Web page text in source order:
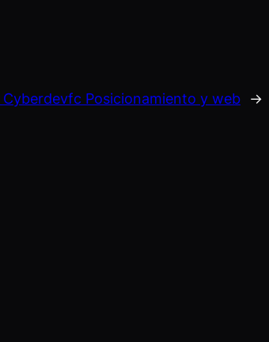
Cyberdevfc Posicionamiento y web →